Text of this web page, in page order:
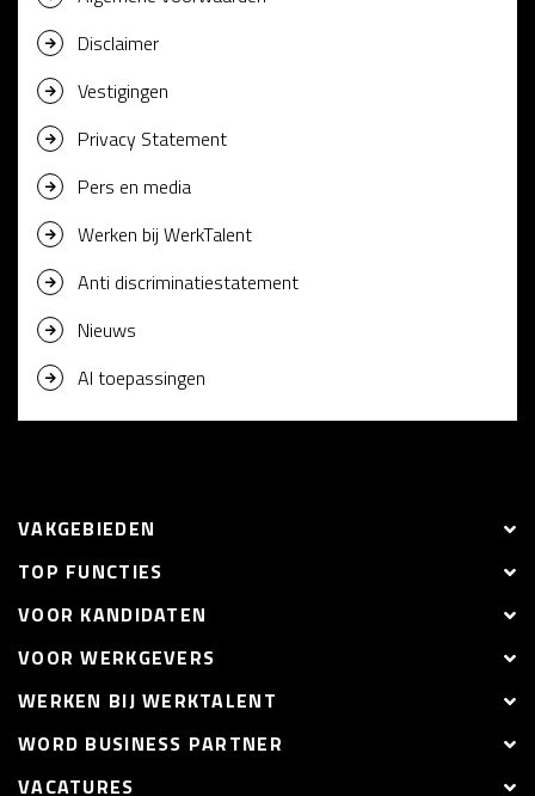
Disclaimer
Vestigingen
Privacy Statement
Pers en media
Werken bij WerkTalent
Anti discriminatiestatement
Nieuws
AI toepassingen
VAKGEBIEDEN
TOP FUNCTIES
VOOR KANDIDATEN
VOOR WERKGEVERS
WERKEN BIJ WERKTALENT
WORD BUSINESS PARTNER
VACATURES